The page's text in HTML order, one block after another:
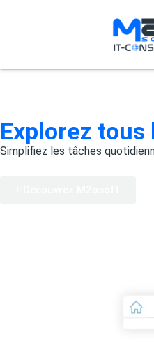
Explorez
Simplifiez les tâches